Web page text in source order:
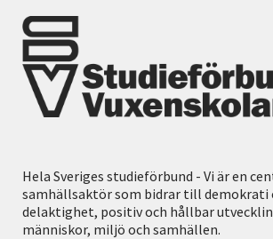
Hela Sveriges studieförbund - Vi är en
samhällsaktör som bidrar till demokrati
delaktighet, positiv och hållbar
människor, miljö och samhällen.